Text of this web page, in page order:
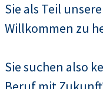
Sie als Teil
Willkommen zu
Sie suchen also